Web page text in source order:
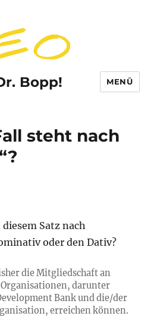
Bopp! MENÜ
steht nach
Satz nach
oder den Dativ?
die Mitgliedschaft an
darunter
Bank und die/der
erreichen können.